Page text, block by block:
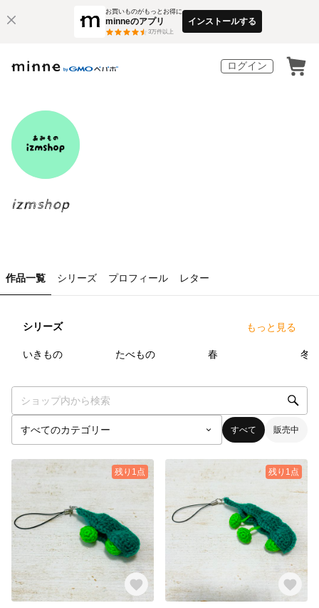
お買いものがもっとお得に
minneのアプリ
3万件以上
インストールする
ログイン
izmshop
作品一覧 シリーズ プロフィール レター
シリーズ もっと見る
いきもの たべもの 春 冬
すべて 販売中
残り1点 残り1点